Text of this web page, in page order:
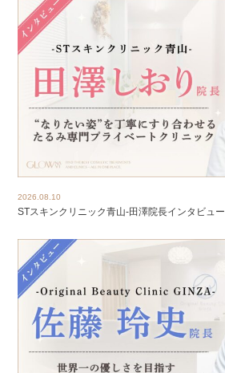
2026.08.10
STスキンクリニック青山-田澤院長インタビュー